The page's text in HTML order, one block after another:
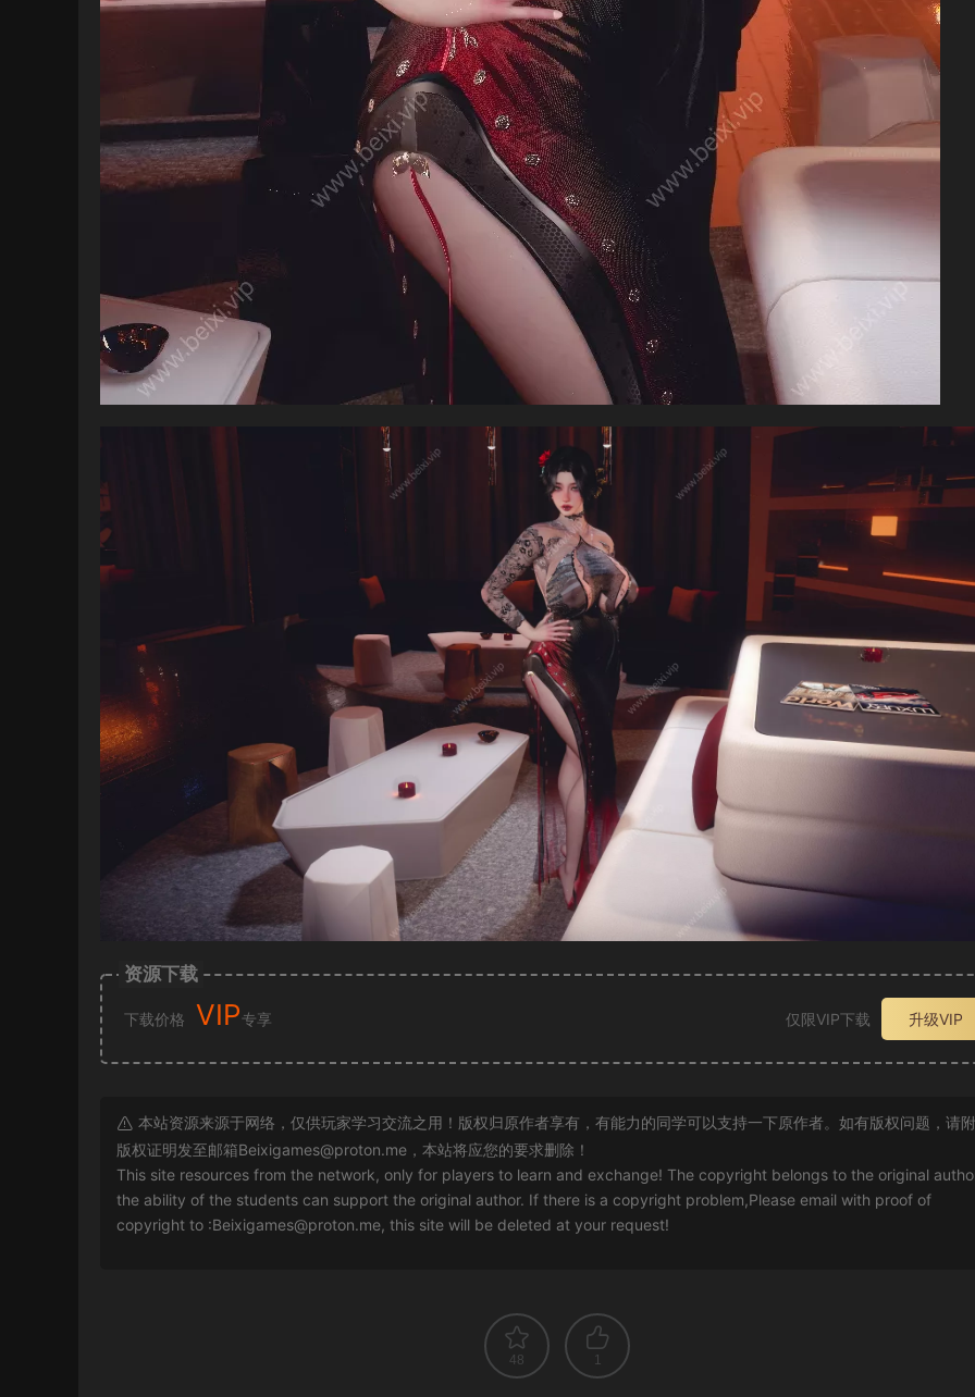
资源下载
下载价格 VIP专享 仅限VIP下载 升级VIP
本站资源来源于网络，仅供玩家学习交流之用！版权归原作者享有，有能力的同学可以支持一下原作者。如有版权问题，请
版权证明发至邮箱Beixigames@proton.me ，本站将应您的要求删除！
This site resources from the network, only for players to learn and exchange! The copyright belongs to the original
the ability of the students can support the original author. If there is a copyright problem,Please email with proof of
copyright to :Beixigames@proton.me, this site will be deleted at your request!
48 1